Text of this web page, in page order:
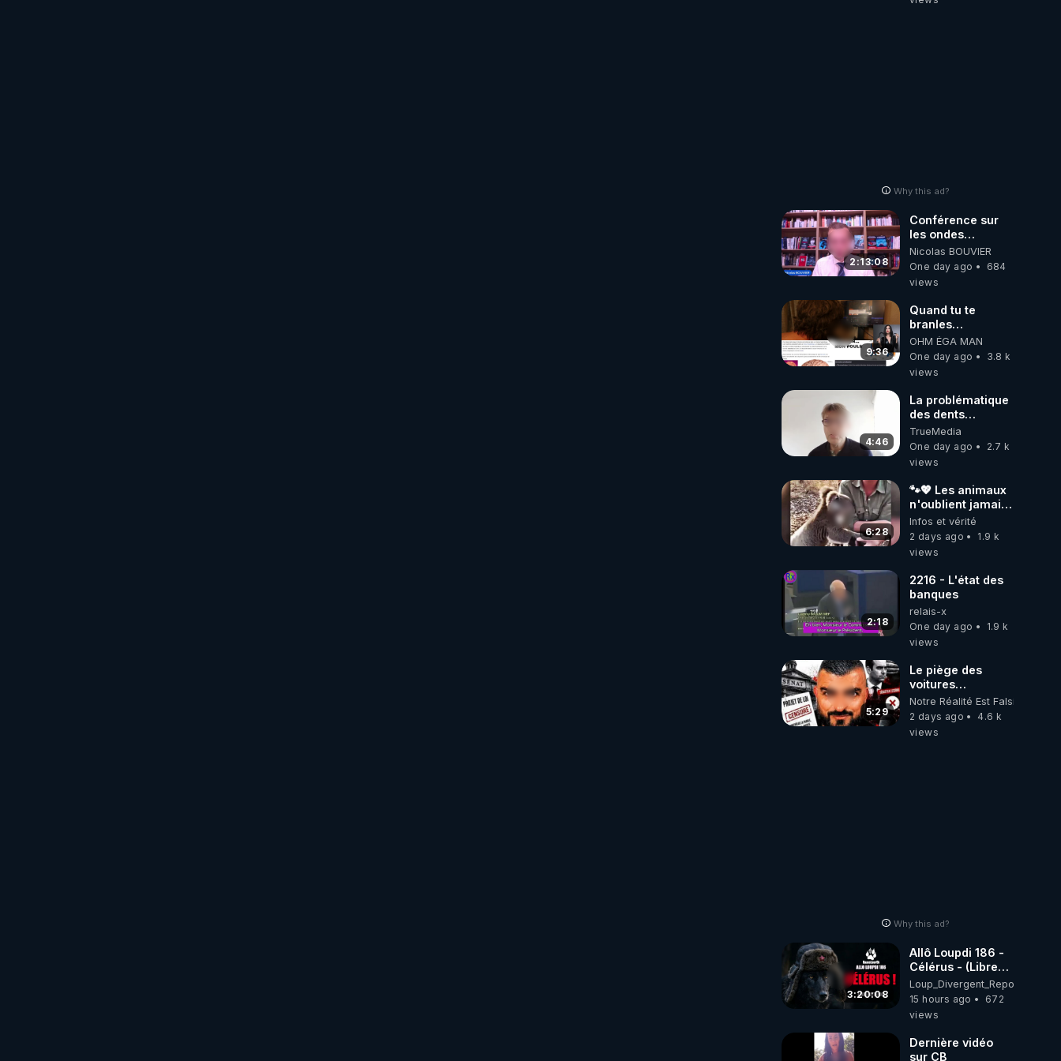
Why this ad?
2:13:08
Conférence sur
les ondes
électromagnétiques
par Grégoire
Caustru et Bart de
Nicolas BOUVIER
One day ago
684
views
9:36
Quand tu te
branles
bonhomme tu
émets des ondes
ils ont juste omis
OHM ÉGA MAN
One day ago
3.8 k
views
4:46
La problématique
des dents
dévitalisées et
des implants
TrueMedia
One day ago
2.7 k
views
6:28
🐾💖 Les animaux
n'oublient jamais
ceux qu'ils
aiment… 🥹❤️
Infos et vérité
2 days ago
1.9 k
views
2:18
2216 - L'état des
banques
relais-x
One day ago
1.9 k
views
5:29
Le piège des
voitures
électriques se
referme sur les
usagers !
Notre Réalité Est Falsifiée Et
2 days ago
4.6 k
views
Why this ad?
3:20:08
Allô Loupdi 186 -
Célérus - (Libre
Antenne) - Loup
Divergent
2026.08.06
Loup_Divergent_Reposts
15 hours ago
672
views
Dernière vidéo
sur CB